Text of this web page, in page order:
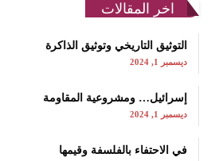
اخر المقالات
التوثيق التاريخي وتوثيق الذاكرة
ديسمبر 1, 2024
إسرائيل… ومشروعية المقاومة
ديسمبر 1, 2024
في الاحتفاء بالفلسفة وقيمها